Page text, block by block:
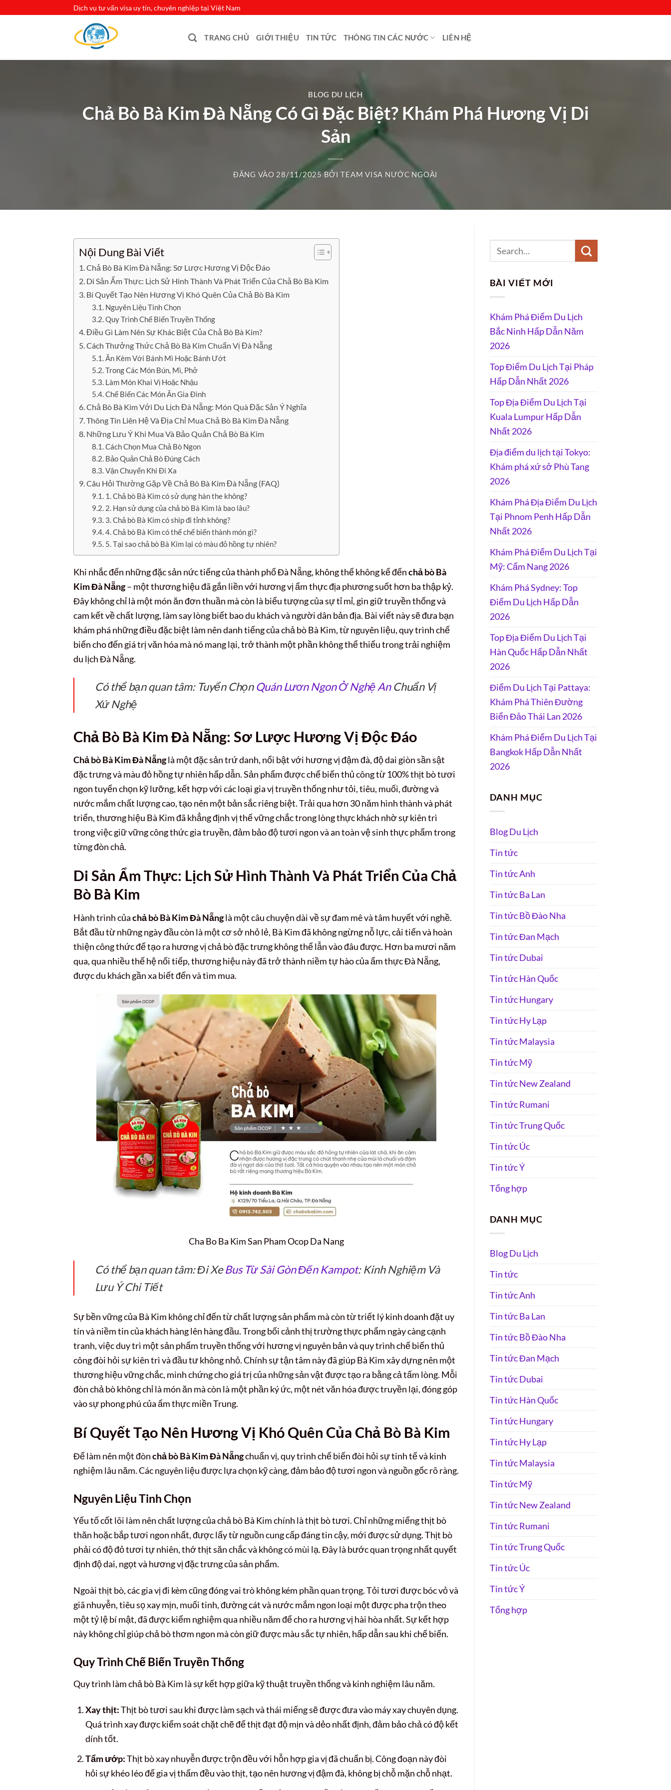
Dịch vụ tư vấn visa uy tín, chuyên nghiệp tại Việt Nam
TRANG CHỦ GIỚI THIỆU TIN TỨC THÔNG TIN CÁC NƯỚC LIÊN HỆ
BLOG DU LỊCH
Chả Bò Bà Kim Đà Nẵng Có Gì Đặc Biệt? Khám Phá Hương Vị Di
Sản
ĐĂNG VÀO 28/11/2025 BỞITEAM VISA NƯỚC NGOÀI
Nội Dung Bài Viết
Chả Bò Bà Kim Đà Nẵng: Sơ Lược Hương Vị Độc Đáo
Di Sản Ẩm Thực: Lịch Sử Hình Thành Và Phát Triển Của Chả Bò Bà Kim
Bí Quyết Tạo Nên Hương Vị Khó Quên Của Chả Bò Bà Kim
Nguyên Liệu Tinh Chọn
Quy Trình Chế Biến Truyền Thống
Điều Gì Làm Nên Sự Khác Biệt Của Chả Bò Bà Kim?
Cách Thưởng Thức Chả Bò Bà Kim Chuẩn Vị Đà Nẵng
Ăn Kèm Với Bánh Mì Hoặc Bánh Ướt
Trong Các Món Bún, Mì, Phở
Làm Món Khai Vị Hoặc Nhậu
Chế Biến Các Món Ăn Gia Đình
Chả Bò Bà Kim Với Du Lịch Đà Nẵng: Món Quà Đặc Sản Ý Nghĩa
Thông Tin Liên Hệ Và Địa Chỉ Mua Chả Bò Bà Kim Đà Nẵng
Những Lưu Ý Khi Mua Và Bảo Quản Chả Bò Bà Kim
Cách Chọn Mua Chả Bò Ngon
Bảo Quản Chả Bò Đúng Cách
Vận Chuyển Khi Đi Xa
Câu Hỏi Thường Gặp Về Chả Bò Bà Kim Đà Nẵng (FAQ)
1. Chả bò Bà Kim có sử dụng hàn the không?
2. Hạn sử dụng của chả bò Bà Kim là bao lâu?
3. Chả bò Bà Kim có ship đi tỉnh không?
4. Chả bò Bà Kim có thể chế biến thành món gì?
5. Tại sao chả bò Bà Kim lại có màu đỏ hồng tự nhiên?
Khi nhắc đến những đặc sản nức tiếng của thành phố Đà Nẵng, không thể không kể đếnchả bò Bà
Kim Đà Nẵng– một thương hiệu đã gắn liền với hương vị ẩm thực địa phương suốt hơn ba thập kỷ.
Đây không chỉ là một món ăn đơn thuần mà còn là biểu tượng của sự tỉ mỉ, gìn giữ truyền thống và
cam kết về chất lượng, làm say lòng biết bao du khách và người dân bản địa. Bài viết này sẽ đưa bạn
khám phá những điều đặc biệt làm nên danh tiếng của chả bò Bà Kim, từ nguyên liệu, quy trình chế
biến cho đến giá trị văn hóa mà nó mang lại, trở thành một phần không thể thiếu trong trải nghiệm
du lịch Đà Nẵng.
Có thể bạn quan tâm: Tuyển ChọnQuán Lươn Ngon Ở Nghệ AnChuẩn Vị
Xứ Nghệ
Chả Bò Bà Kim Đà Nẵng: Sơ Lược Hương Vị Độc Đáo
Chả bò Bà Kim Đà Nẵnglà một đặc sản trứ danh, nổi bật với hương vị đậm đà, độ dai giòn sần sật
đặc trưng và màu đỏ hồng tự nhiên hấp dẫn. Sản phẩm được chế biến thủ công từ 100% thịt bò tươi
ngon tuyển chọn kỹ lưỡng, kết hợp với các loại gia vị truyền thống như tỏi, tiêu, muối, đường và
nước mắm chất lượng cao, tạo nên một bản sắc riêng biệt. Trải qua hơn 30 năm hình thành và phát
triển, thương hiệu Bà Kim đã khẳng định vị thế vững chắc trong lòng thực khách nhờ sự kiên trì
trong việc giữ vững công thức gia truyền, đảm bảo độ tươi ngon và an toàn vệ sinh thực phẩm trong
từng đòn chả.
Di Sản Ẩm Thực: Lịch Sử Hình Thành Và Phát Triển Của Chả
Bò Bà Kim
Hành trình củachả bò Bà Kim Đà Nẵnglà một câu chuyện dài về sự đam mê và tâm huyết với nghề.
Bắt đầu từ những ngày đầu còn là một cơ sở nhỏ lẻ, Bà Kim đã không ngừng nỗ lực, cải tiến và hoàn
thiện công thức để tạo ra hương vị chả bò đặc trưng không thể lẫn vào đâu được. Hơn ba mươi năm
qua, qua nhiều thế hệ nối tiếp, thương hiệu này đã trở thành niềm tự hào của ẩm thực Đà Nẵng,
được du khách gần xa biết đến và tìm mua.
Cha Bo Ba Kim San Pham Ocop Da Nang
Có thể bạn quan tâm: Đi XeBus Từ Sài Gòn Đến Kampot: Kinh Nghiệm Và
Lưu Ý Chi Tiết
Sự bền vững của Bà Kim không chỉ đến từ chất lượng sản phẩm mà còn từ triết lý kinh doanh đặt uy
tín và niềm tin của khách hàng lên hàng đầu. Trong bối cảnh thị trường thực phẩm ngày càng cạnh
tranh, việc duy trì một sản phẩm truyền thống với hương vị nguyên bản và quy trình chế biến thủ
công đòi hỏi sự kiên trì và đầu tư không nhỏ. Chính sự tận tâm này đã giúp Bà Kim xây dựng nên một
thương hiệu vững chắc, minh chứng cho giá trị của những sản vật được tạo ra bằng cả tấm lòng. Mỗi
đòn chả bò không chỉ là món ăn mà còn là một phần ký ức, một nét văn hóa được truyền lại, đóng góp
vào sự phong phú của ẩm thực miền Trung.
Bí Quyết Tạo Nên Hương Vị Khó Quên Của Chả Bò Bà Kim
Để làm nên một đònchả bò Bà Kim Đà Nẵngchuẩn vị, quy trình chế biến đòi hỏi sự tinh tế và kinh
nghiệm lâu năm. Các nguyên liệu được lựa chọn kỹ càng, đảm bảo độ tươi ngon và nguồn gốc rõ ràng.
Nguyên Liệu Tinh Chọn
Yếu tố cốt lõi làm nên chất lượng của chả bò Bà Kim chính là thịt bò tươi. Chỉ những miếng thịt bò
thăn hoặc bắp tươi ngon nhất, được lấy từ nguồn cung cấp đáng tin cậy, mới được sử dụng. Thịt bò
phải có độ đỏ tươi tự nhiên, thớ thịt săn chắc và không có mùi lạ. Đây là bước quan trọng nhất quyết
định độ dai, ngọt và hương vị đặc trưng của sản phẩm.
Ngoài thịt bò, các gia vị đi kèm cũng đóng vai trò không kém phần quan trọng. Tỏi tươi được bóc vỏ và
giã nhuyễn, tiêu sọ xay mịn, muối tinh, đường cát và nước mắm ngon loại một được pha trộn theo
một tỷ lệ bí mật, đã được kiểm nghiệm qua nhiều năm để cho ra hương vị hài hòa nhất. Sự kết hợp
này không chỉ giúp chả bò thơm ngon mà còn giữ được màu sắc tự nhiên, hấp dẫn sau khi chế biến.
Quy Trình Chế Biến Truyền Thống
Quy trình làm chả bò Bà Kim là sự kết hợp giữa kỹ thuật truyền thống và kinh nghiệm lâu năm.
Xay thịt:Thịt bò tươi sau khi được làm sạch và thái miếng sẽ được đưa vào máy xay chuyên dụng.
Quá trình xay được kiểm soát chặt chẽ để thịt đạt độ mịn và dẻo nhất định, đảm bảo chả có độ kết
dính tốt.
Tẩm ướp:Thịt bò xay nhuyễn được trộn đều với hỗn hợp gia vị đã chuẩn bị. Công đoạn này đòi
hỏi sự khéo léo để gia vị thấm đều vào thịt, tạo nên hương vị đậm đà, không bị chỗ mặn chỗ nhạt.
BÀI VIẾT MỚI
Khám Phá Điểm Du Lịch
Bắc Ninh Hấp Dẫn Năm
2026
Top Điểm Du Lịch Tại Pháp
Hấp Dẫn Nhất 2026
Top Địa Điểm Du Lịch Tại
Kuala Lumpur Hấp Dẫn
Nhất 2026
Địa điểm du lịch tại Tokyo:
Khám phá xứ sở Phù Tang
2026
Khám Phá Địa Điểm Du Lịch
Tại Phnom Penh Hấp Dẫn
Nhất 2026
Khám Phá Điểm Du Lịch Tại
Mỹ: Cẩm Nang 2026
Khám Phá Sydney: Top
Điểm Du Lịch Hấp Dẫn
2026
Top Địa Điểm Du Lịch Tại
Hàn Quốc Hấp Dẫn Nhất
2026
Điểm Du Lịch Tại Pattaya:
Khám Phá Thiên Đường
Biển Đảo Thái Lan 2026
Khám Phá Điểm Du Lịch Tại
Bangkok Hấp Dẫn Nhất
2026
DANH MỤC
Blog Du Lịch
Tin tức
Tin tức Anh
Tin tức Ba Lan
Tin tức Bồ Đào Nha
Tin tức Đan Mạch
Tin tức Dubai
Tin tức Hàn Quốc
Tin tức Hungary
Tin tức Hy Lạp
Tin tức Malaysia
Tin tức Mỹ
Tin tức New Zealand
Tin tức Rumani
Tin tức Trung Quốc
Tin tức Úc
Tin tức Ý
Tổng hợp
DANH MỤC
Blog Du Lịch
Tin tức
Tin tức Anh
Tin tức Ba Lan
Tin tức Bồ Đào Nha
Tin tức Đan Mạch
Tin tức Dubai
Tin tức Hàn Quốc
Tin tức Hungary
Tin tức Hy Lạp
Tin tức Malaysia
Tin tức Mỹ
Tin tức New Zealand
Tin tức Rumani
Tin tức Trung Quốc
Tin tức Úc
Tin tức Ý
Tổng hợp